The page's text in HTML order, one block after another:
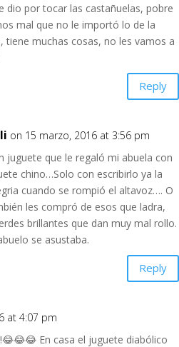
dio por tocar las castañuelas, pobre
mal que no le importó lo de la
tiene muchas cosas, no les vamos a
Reply
on 15 marzo, 2016 at 3:56 pm
juguete que le regaló mi abuela con
chino…Solo con escribirlo ya la
cuando se rompió el altavoz…. O
les compró de esos que ladra,
brillantes que dan muy mal rollo.
se asustaba.
Reply
at 4:07 pm
En casa el juguete diabólico